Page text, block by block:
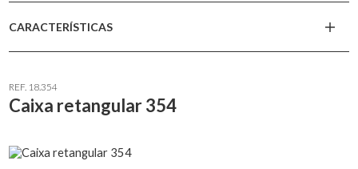
CARACTERÍSTICAS
REF. 18.354
Caixa retangular 354